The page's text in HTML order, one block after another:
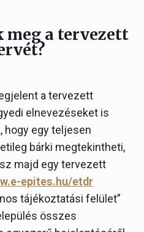
meg a tervezett
a tervezett
elnevezéseket is
hogy egy teljesen
bárki megtekintheti,
majd egy tervezett
epites.hu/etdr
tájékoztatási felület”
összes